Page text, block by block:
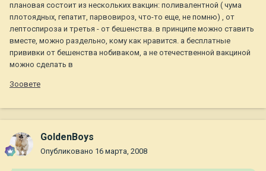
плановая состоит из нескольких вакцин: поливалентной ( чума
плотоядных, гепатит, парвовироз, что-то еще, не помню) , от
лептоспироза и третья - от бешенства. в принципе можно ставить
вместе, можно раздельно, кому как нравится. а бесплатные
прививки от бешенства нобиваком, а не отечественной вакциной
можно сделать в
Зоовете
GoldenBoys
Опубликовано 16 марта, 2008